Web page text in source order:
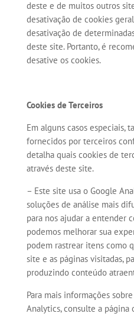
deste e de muitos outros
desativação de cookies
desativação de
deste site. Portanto, é
desative os cookies.
Cookies de Terceiros
Em alguns casos especiais,
fornecidos por terceiros
detalha quais cookies de
através deste site.
– Este site usa o Google
soluções de análise mais
para nos ajudar a entender
podemos melhorar sua
podem rastrear itens como
site e as páginas visitadas,
produzindo conteúdo
Para mais informações
Analytics, consulte a